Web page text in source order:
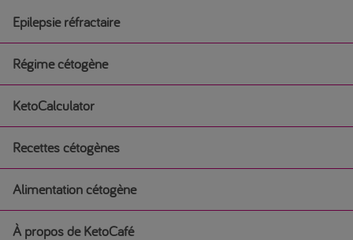
Epilepsie réfractaire
Régime cétogène
Régime cétogène
Débuter un régime cétogène médical
Régime cétogène pour l’épilepsie chez les nourrissons
KetoCalculator
Recettes cétogènes
Recettes cétogènes
Alimentation cétogène
Alimentation cétogène
À propos de KetoCafé